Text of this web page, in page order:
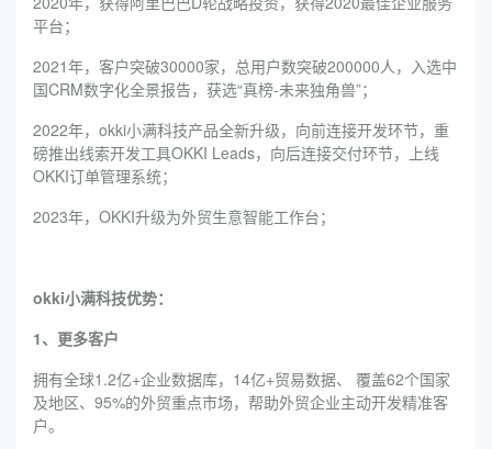
平台；
2021年，客户突破30000家，总用户数突破200000人，入选中
国CRM数字化全景报告，获选“真榜-未来独角兽”；
2022年，okki小满科技产品全新升级，向前连接开发环节，重
磅推出线索开发工具OKKI Leads，向后连接交付环节，上线
OKKI订单管理系统；
2023年，OKKI升级为外贸生意智能工作台；
okki小满科技优势：
1、更多客户
拥有全球1.2亿+企业数据库，14亿+贸易数据、 覆盖62个国家
及地区、95%的外贸重点市场，帮助外贸企业主动开发精准客
户。